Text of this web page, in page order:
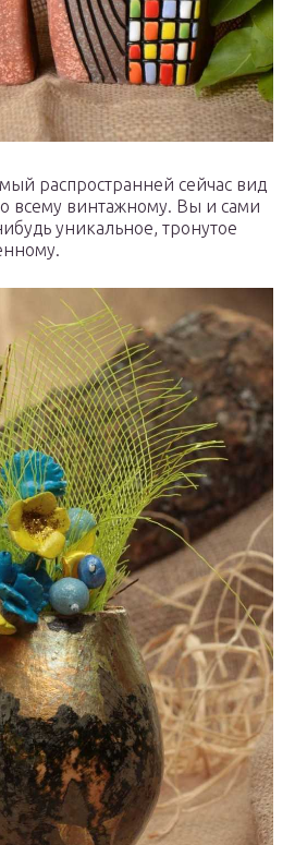
распространней сейчас вид
всему винтажному. Вы и сами
уникальное, тронутое